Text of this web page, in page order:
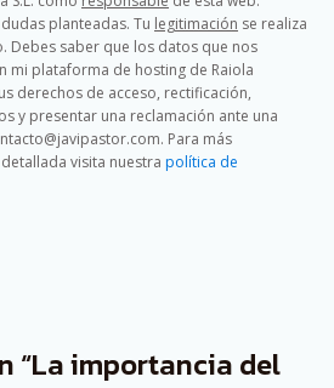
planteadas. Tu legitimación se realiza
Debes saber que los datos que nos
mi plataforma de hosting de Raiola
derechos de acceso, rectificación,
y presentar una reclamación ante una
Para más
visita nuestra política de
“La importancia del